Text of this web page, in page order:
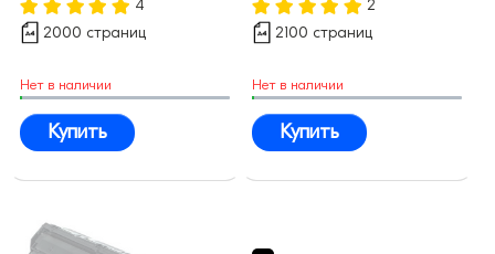
4
2000 страниц
Нет в наличии
Купить
2
2100 страниц
Нет в наличии
Купить